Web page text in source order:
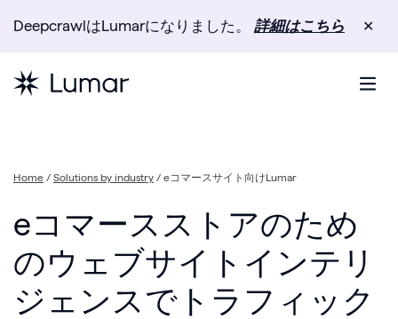
DeepcrawlはLumarになりました。 詳細はこちら ✕
Home / Solutions by industry / eコマースサイト向けLumar
eコマースストアのため
のウェブサイトインテリ
ジェンスでトラフィック